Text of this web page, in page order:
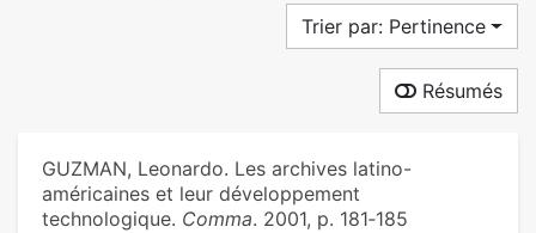
Trier par: Pertinence
Résumés
GUZMAN, Leonardo. Les archives latino-
américaines et leur développement
technologique. Comma. 2001, p. 181‑185